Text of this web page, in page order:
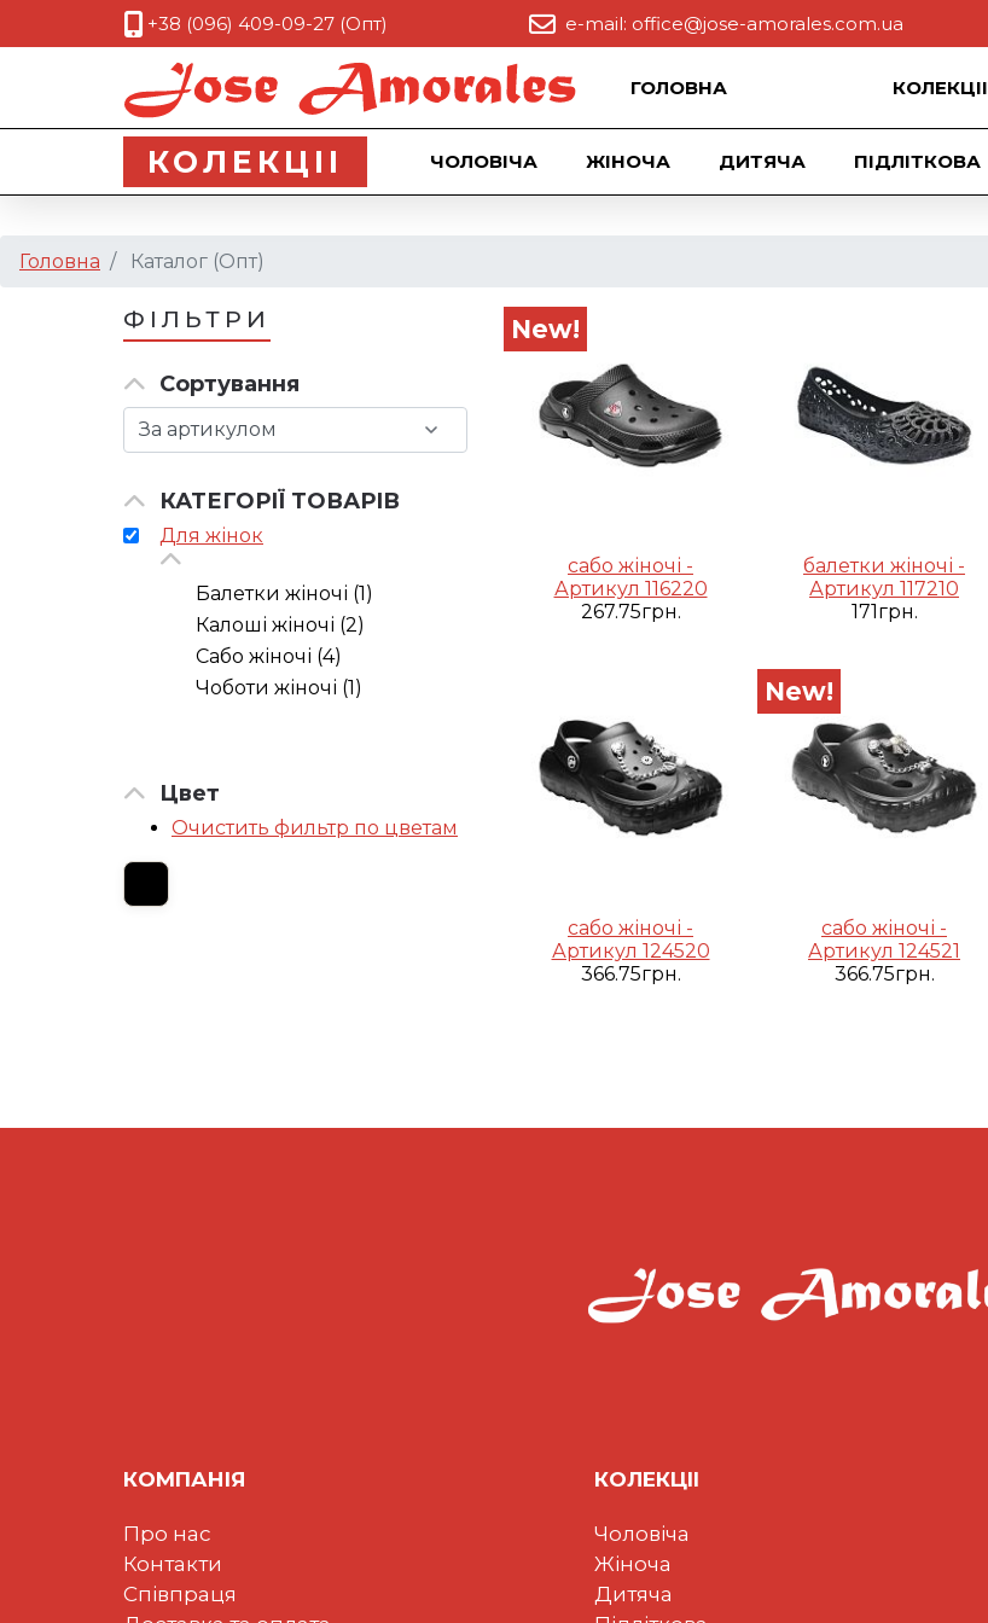
+38 (096) 409-09-27 (Опт) e-mail: office@jose-amorales.com.ua
ГОЛОВНА КОЛЕКЦII
КОЛЕКЦII ЧОЛОВІЧА ЖІНОЧА ДИТЯЧА ПІДЛІТКОВА
Головна Каталог (Опт)
ФІЛЬТРИ
Сортування
КАТЕГОРІЇ ТОВАРІВ
Для жінок
Балетки жіночі (1)
Калоші жіночі (2)
Сабо жіночі (4)
Чоботи жіночі (1)
Цвет
Очистить фильтр по цветам
New!
сабо жіночі -
Артикул 116220
267.75грн.
балетки жіночі -
Артикул 117210
171грн.
сабо жіночі -
Артикул 124520
366.75грн.
New!
сабо жіночі -
Артикул 124521
366.75грн.
КОМПАНІЯ
Про нас
Контакти
Співпраця
КОЛЕКЦII
Чоловіча
Жіноча
Дитяча